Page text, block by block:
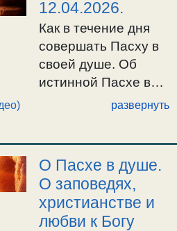
огласительное на
Святую Пасху,
свт.Иоанна
Златоуста. Апостол
Деян.1:1-8, и
Евангелие Иоан.1:1-
Воскресение
Христово видевше.
Ектении. Отпуст. /
12.04.2026.
12.04.2026.
Как в течение дня
совершать Пасху в
своей душе. Об
истинной Пасхе в
душе. Пасха,развернуть
О Пасхе в душе.
О заповедях,
христианстве и
любви к Богу